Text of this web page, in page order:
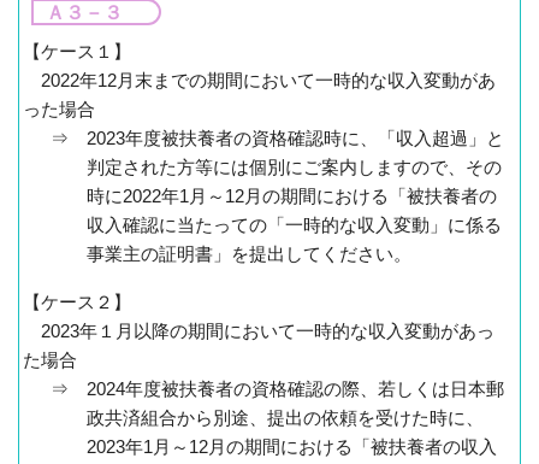
Ａ３－３
【ケース１】
2022年12月末までの期間において一時的な収入変動があ
った場合
⇒ 2023年度被扶養者の資格確認時に、「収入超過」と
判定された方等には個別にご案内しますので、その
時に2022年1月～12月の期間における「被扶養者の
収入確認に当たっての「一時的な収入変動」に係る
事業主の証明書」を提出してください。
【ケース２】
2023年１月以降の期間において一時的な収入変動があっ
た場合
⇒ 2024年度被扶養者の資格確認の際、若しくは日本郵
政共済組合から別途、提出の依頼を受けた時に、
2023年1月～12月の期間における「被扶養者の収入